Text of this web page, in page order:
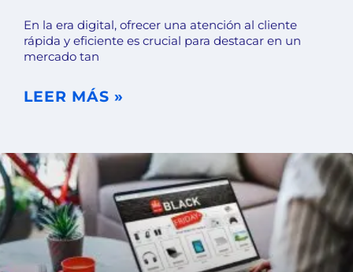
En la era digital, ofrecer una atención al cliente
rápida y eficiente es crucial para destacar en un
mercado tan
LEER MÁS »